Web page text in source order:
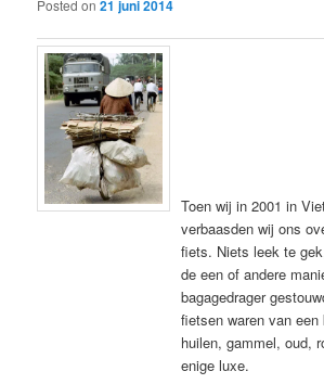
Posted on21 juni 2014
Toen wij in 2001 in
verbaasden wij ons
fiets. Niets leek te
de een of andere
bagagedrager
fietsen waren van
huilen, gammel, oud,
enige luxe.